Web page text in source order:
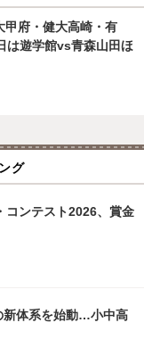
甲府・健大高崎・有
は遊学館vs青森山田ほ
グ
コンテスト2026、賞金
新体系を始動…小中高